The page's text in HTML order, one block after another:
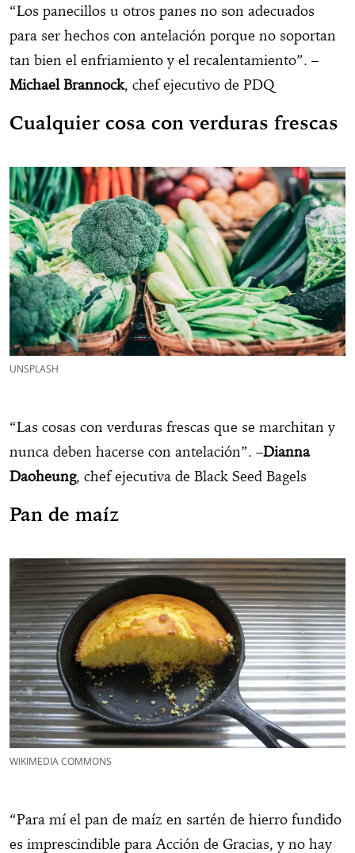
“Los panecillos u otros panes no son adecuados
para ser hechos con antelación porque no soportan
tan bien el enfriamiento y el recalentamiento”. –
Michael Brannock, chef ejecutivo de PDQ
Cualquier cosa con verduras frescas
UNSPLASH
“Las cosas con verduras frescas que se marchitan y
nunca deben hacerse con antelación”. –Dianna
Daoheung, chef ejecutiva de Black Seed Bagels
Pan de maíz
WIKIMEDIA COMMONS
“Para mí el pan de maíz en sartén de hierro fundido
es imprescindible para Acción de Gracias, y no hay